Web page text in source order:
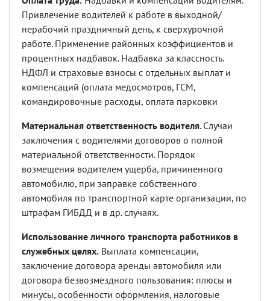
Привлечение водителей к работе в выходной/
нерабочий праздничный день, к сверхурочной
работе. Применение районных коэффициентов и
процентных надбавок. Надбавка за классность.
НДФЛ и страховые взносы с отдельных выплат и
компенсаций (оплата медосмотров, ГСМ,
командировочные расходы, оплата парковки
Материальная ответственность водителя. Случаи
заключения с водителями договоров о полной
материальной ответственности. Порядок
возмещения водителем ущерба, причиненного
автомобилю, при заправке собственного
автомобиля по транспортной карте организации, по
штрафам ГИБДД и в др. случаях.
Использование личного транспорта работников в
служебных целях. Выплата компенсации,
заключение договора аренды автомобиля или
договора безвозмездного пользования: плюсы и
минусы, особенности оформления, налоговые